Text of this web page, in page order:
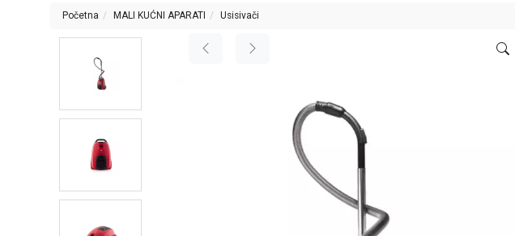
Početna MALI KUĆNI APARATI Usisivači